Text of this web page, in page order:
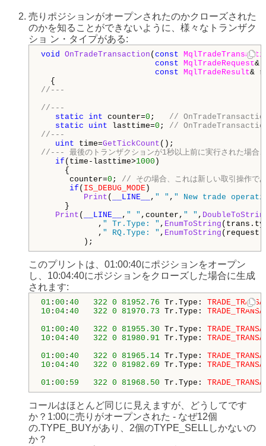
売りポジションがオープンされたのかクローズされた
のかを知ることができないように、様々なトランザク
ショ ン・タイプがある:
void OnTradeTransaction ( const
const
MqlTradeRequest&
const
MqlTradeResult&
//---
//---
static
int counter=0 ; //
static
uint lasttime=0 ; //
//---
uint time=GetTickCount
//--- 最後のトランザクションが1秒以上前に実行された場合
if (time-lasttime>1000 )
{
counter=0 ; // その場合、これは新しい取引操作で
if ( IS_DEBUG_MODE )
Print ( __LINE__ , " " , " New trade
}
Print ( __LINE__ , " " ,counter, " " ,
, " Tr.Type: " , EnumToString
, " RQ.Type: " , EnumToString
);
このプリントは、01:00:40にポジションをオープン
し、10:04:40にポジションをクローズした場合に生成
されます:
01 : 00 : 40 322 0 81952.76 Tr.Type:
10 : 04 : 40 322 0 81970.73 Tr.Type:
01 : 00 : 40 322 0 81955.30 Tr.Type:
10 : 04 : 40 322 0 81980.91 Tr.Type:
01 : 00 : 40 322 0 81965.14 Tr.Type:
10 : 04 : 40 322 0 81982.69 Tr.Type:
01 : 00 : 59 322 0 81968.50 Tr.Type:
コールはほとんど同じに見えますが、どうしてです
か？1:00に売りがオープンされた - なぜ12個
の.TYPE_BUYがあり、2個のTYPE_SELLしかないの
か？